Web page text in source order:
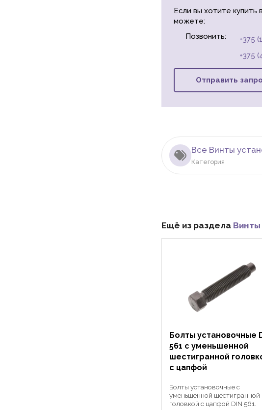
Если вы хотите купить
можете:
Позвонить:
+375
+375
Отправить
Все Винты
Категория
Ещё из раздела
Болты установочные
561 с уменьшенной
шестигранной
с цапфой
Болты установочные с
уменьшенной шестигранной
головкой с цапфой DIN 561.